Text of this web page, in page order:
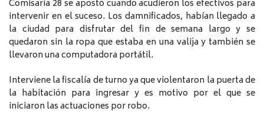
Comisaría 28 se apostó cuando acudieron los efectivos para
intervenir en el suceso. Los damnificados, habían llegado a
la ciudad para disfrutar del fin de semana largo y se
quedaron sin la ropa que estaba en una valija y también se
llevaron una computadora portátil.
Interviene la fiscalía de turno ya que violentaron la puerta de
la habitación para ingresar y es motivo por el que se
iniciaron las actuaciones por robo.